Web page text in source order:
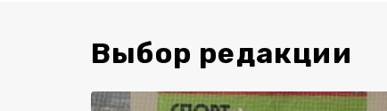
Выбор редакции